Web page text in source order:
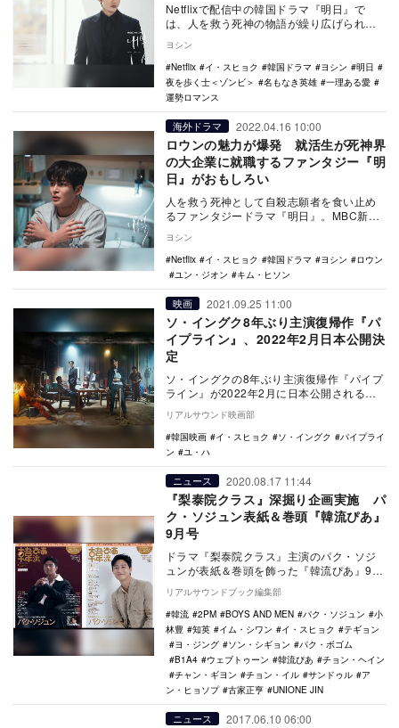
Netflixで配信中の韓国ドラマ『明日』で
は、人を救う死神の物語が繰り広げられて
のは、あ…
ヨシン
Netflix
イ・スヒョク 韓国ドラマ ヨシン
明日
夜を歩く士＜ゾンビ＞
名もなき英雄
一理ある愛
運勢ロマンス
海外ドラマ 2022.04.16 10:00
ロウンの魅力が爆発 就活生が死神界
の大企業に就職するファンタジー『明
日』がおもしろい
人を救う死神として自殺志願者を食い止め
るファンタジードラマ『明日』。MBC新金
「こ…
ヨシン
Netflix
イ・スヒョク 韓国ドラマ ヨシン
ロウン
ユン・ジオン
キム・ヒソン
映画 2021.09.25 11:00
ソ・イングク8年ぶり主演復帰作『パ
イプライン』、2022年2月日本公開決
定
ソ・イングクの8年ぶり主演復帰作『パイプ
ライン』が2022年2月に日本公開されるこ
とが決定した。 クォン・サンウ主演『マ
ルチ…
リアルサウンド映画部
韓国映画
イ・スヒョク ソ・イングク
パイプライ
ン
ユ・ハ
ニュース 2020.08.17 11:44
『梨泰院クラス』深掘り企画実施 パ
ク・ソジュン表紙＆巻頭『韓流ぴあ』
9月号
ドラマ『梨泰院クラス』主演のパク・ソジ
ュンが表紙＆巻頭を飾った『韓流ぴあ』9月
号が、8月21日にぴあより発売される。
今号で…
リアルサウンドブック編集部
韓流
2PM BOYS AND MEN パク・ソジュン
小
林豊
知英 イム・シワン イ・スヒョク
テギョン
ヨ・ジング
ソン・シギョン
パク・ボゴム
B1A4
ウェブトゥーン 韓流ぴあ
チョン・ヘイン
チャン・ギヨン
チョン・イル サンドゥル
ア
ン・ヒョソプ
古家正亨 UNIONE JIN
ニュース 2017.06.10 06:00